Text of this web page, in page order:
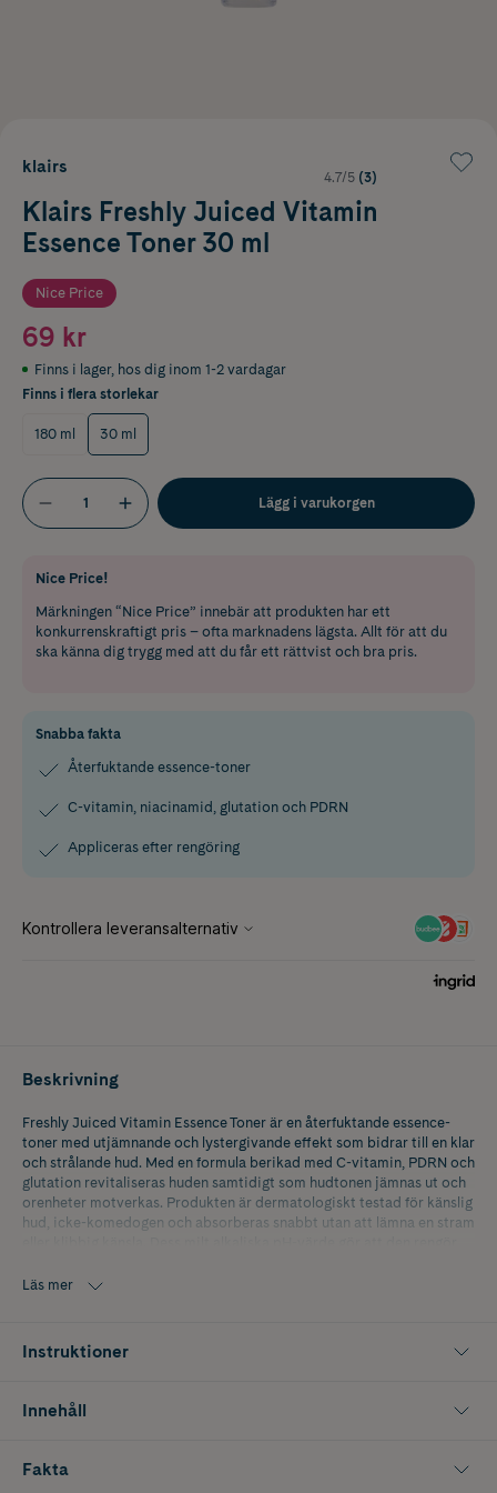
klairs
4.7/5 (3)
Klairs Freshly Juiced Vitamin
Essence Toner 30 ml
Nice Price
69 kr
Finns i lager, hos dig inom 1-2 vardagar
Finns i flera storlekar
180 ml 30 ml
Lägg i varukorgen
Nice Price!
Märkningen “Nice Price” innebär att produkten har ett
konkurrenskraftigt pris – ofta marknadens lägsta. Allt för att du
ska känna dig trygg med att du får ett rättvist och bra pris.
Snabba fakta
Återfuktande essence-toner
C-vitamin, niacinamid, glutation och PDRN
Appliceras efter rengöring
Beskrivning
Freshly Juiced Vitamin Essence Toner är en återfuktande essence-
toner med utjämnande och lystergivande effekt som bidrar till en klar
och strålande hud. Med en formula berikad med C-vitamin, PDRN och
glutation revitaliseras huden samtidigt som hudtonen jämnas ut och
orenheter motverkas. Produkten är dermatologiskt testad för känslig
hud, icke-komedogen och absorberas snabbt utan att lämna en stram
Den ger dessutom en bevisad djuprengöring genom att effektivt
partiklar och makeuprester. Regelbunden användning hjälper till att
förebygga tilltäppta porer och minskar risken för milier.
glutation och niacinamid får huden en friskare glöd och en jämnare
Läs mer
Instruktioner
Innehåll
Fakta